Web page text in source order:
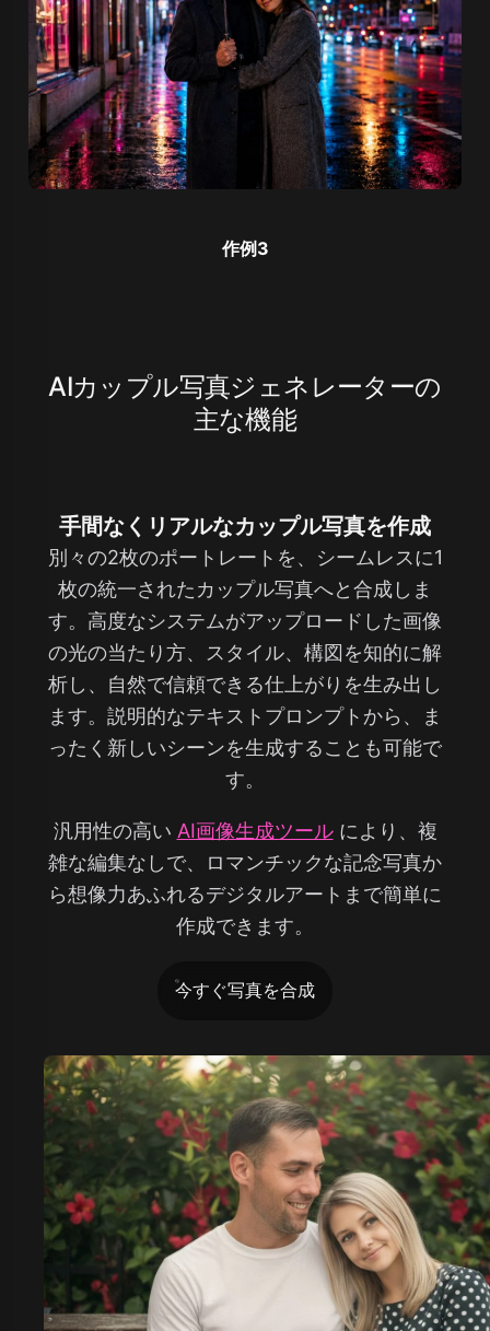
作例3
AIカップル写真ジェネレーターの
主な機能
手間なくリアルなカップル写真を作成
別々の2枚のポートレートを、シームレスに1
枚の統一されたカップル写真へと合成しま
す。高度なシステムがアップロードした画像
の光の当たり方、スタイル、構図を知的に解
析し、自然で信頼できる仕上がりを生み出し
ます。説明的なテキストプロンプトから、ま
ったく新しいシーンを生成することも可能で
す。
汎用性の高い AI画像生成ツールにより、複
雑な編集なしで、ロマンチックな記念写真か
ら想像力あふれるデジタルアートまで簡単に
作成できます。
今すぐ写真を合成